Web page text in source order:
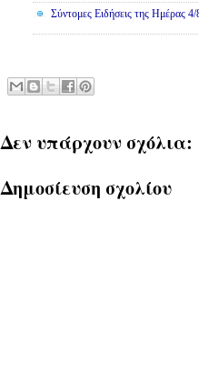
Σύντομες Ειδήσεις της Ημέρας
Δεν υπάρχουν σχόλια:
Δημοσίευση σχολίου